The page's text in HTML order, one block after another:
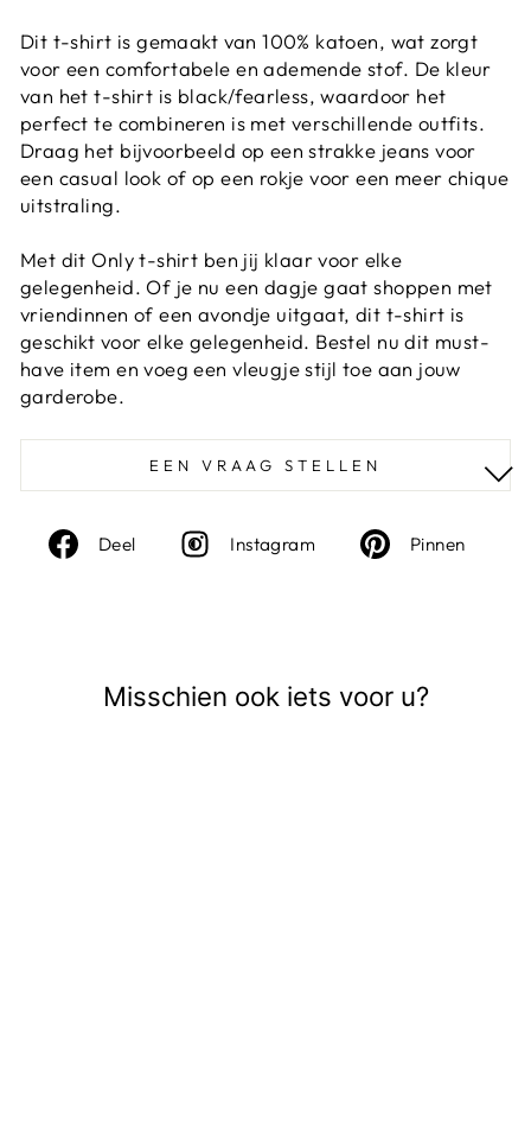
Dit t-shirt is gemaakt van 100% katoen, wat zorgt
voor een comfortabele en ademende stof. De kleur
van het t-shirt is black/fearless, waardoor het
perfect te combineren is met verschillende outfits.
Draag het bijvoorbeeld op een strakke jeans voor
een casual look of op een rokje voor een meer chique
uitstraling.
Met dit Only t-shirt ben jij klaar voor elke
gelegenheid. Of je nu een dagje gaat shoppen met
vriendinnen of een avondje uitgaat, dit t-shirt is
geschikt voor elke gelegenheid. Bestel nu dit must-
have item en voeg een vleugje stijl toe aan jouw
garderobe.
EEN VRAAG STELLEN
Deel
Deel
Instagram InstagramPinnen
Misschien ook iets voor u?